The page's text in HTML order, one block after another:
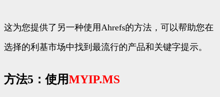
这为您提供了另一种使用Ahrefs的方法，可以帮助您在
选择的利基市场中找到最流行的产品和关键字提示。
方法5：使用MYIP.MS